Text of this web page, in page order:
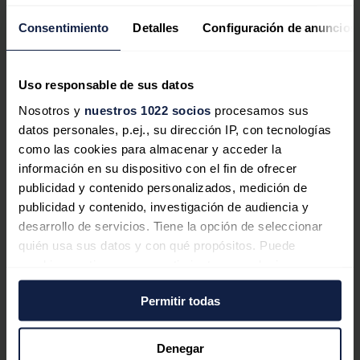
Consentimiento Detalles Configuración de anuncios
Uso responsable de sus datos
Nosotros y nuestros 1022 socios procesamos sus
datos personales, p.ej., su dirección IP, con tecnologías
como las cookies para almacenar y acceder la
información en su dispositivo con el fin de ofrecer
publicidad y contenido personalizados, medición de
publicidad y contenido, investigación de audiencia y
desarrollo de servicios. Tiene la opción de seleccionar
quién usa sus datos y con qué propósitos. Puede
momento desde la Declaración de cookies o clicando en
el Menú de consentimiento.
Si lo permite, también quisiéramos:
Permitir todas
Denegar
Jaime Santisteban 07/08/2026
Iberdrola invertirá 526 millones para
modernizar las redes eléctricas del
Distrito Federal de Brasil
Redacción 07/08/2026
PETRÓLEO & GAS
un 55,3% más